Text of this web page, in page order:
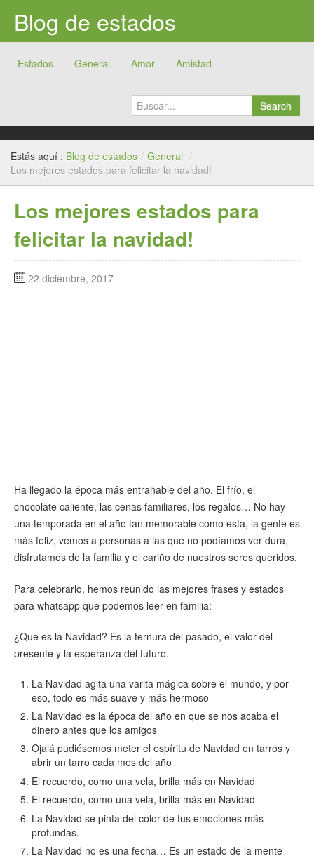
Blog de estados
Estados General Amor Amistad
Search
Estás aquí : Blog de estados / General /
Los mejores estados para felicitar la navidad!
Los mejores estados para
felicitar la navidad!
22 diciembre, 2017
Ha llegado la época más entrañable del año. El frío, el
chocolate caliente, las cenas familiares, los regalos… No hay
una temporada en el año tan memorable como esta, la gente es
más feliz, vemos a personas a las que no podíamos ver dura,
disfrutamos de la familia y el cariño de nuestros seres queridos.
Para celebrarlo, hemos reunido las mejores frases y estados
para whatsapp que podemos leer en familia:
¿Qué es la Navidad? Es la ternura del pasado, el valor del
presente y la esperanza del futuro.
La Navidad agita una varita mágica sobre el mundo, y por
eso, todo es más suave y más hermoso
La Navidad es la época del año en que se nos acaba el
dinero antes que los amigos
Ojalá pudiésemos meter el espíritu de Navidad en tarros y
abrir un tarro cada mes del año
El recuerdo, como una vela, brilla más en Navidad
El recuerdo, como una vela, brilla más en Navidad
La Navidad se pinta del color de tus emociones más
profundas.
La Navidad no es una fecha… Es un estado de la mente